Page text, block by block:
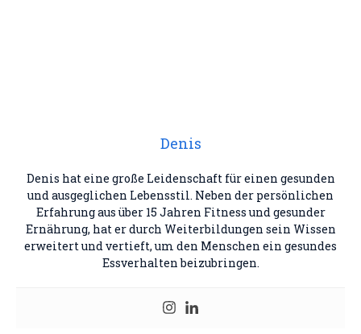
Denis
Denis hat eine große Leidenschaft für einen gesunden
und ausgeglichen Lebensstil. Neben der persönlichen
Erfahrung aus über 15 Jahren Fitness und gesunder
Ernährung, hat er durch Weiterbildungen sein Wissen
erweitert und vertieft, um den Menschen ein gesundes
Essverhalten beizubringen.